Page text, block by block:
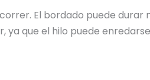
El bordado puede durar
ya que el hilo puede